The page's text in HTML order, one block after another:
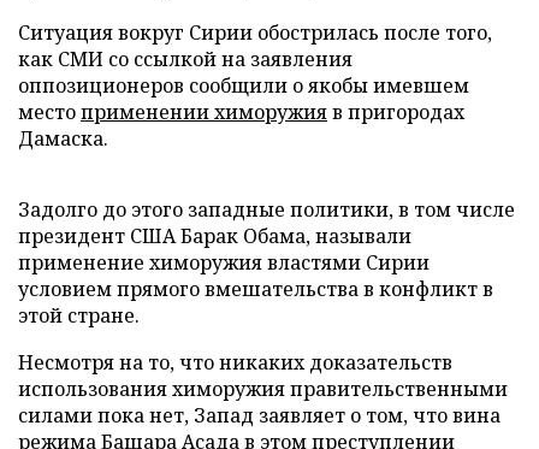
Ситуация вокруг Сирии обострилась после того,
как СМИ со ссылкой на заявления
оппозиционеров сообщили о якобы имевшем
местоприменении химоружияв пригородах
Дамаска.
Задолго до этого западные политики, в том числе
президент США Барак Обама, называли
применение химоружия властями Сирии
условием прямого вмешательства в конфликт в
этой стране.
Несмотря на то, что никаких доказательств
использования химоружия правительственными
силами пока нет, Запад заявляет о том, что вина
режима Башара Асада в этом преступлении